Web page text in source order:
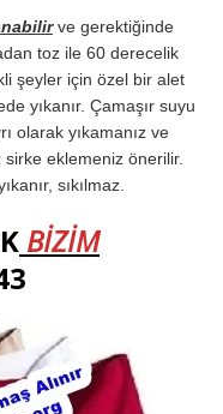
ve gerektiğinde
toz ile 60 derecelik
şeyler için özel bir alet
yıkanır. Çamaşır suyu
olarak yıkamanız ve
eklemeniz önerilir.
sıkılmaz.
BİZİM